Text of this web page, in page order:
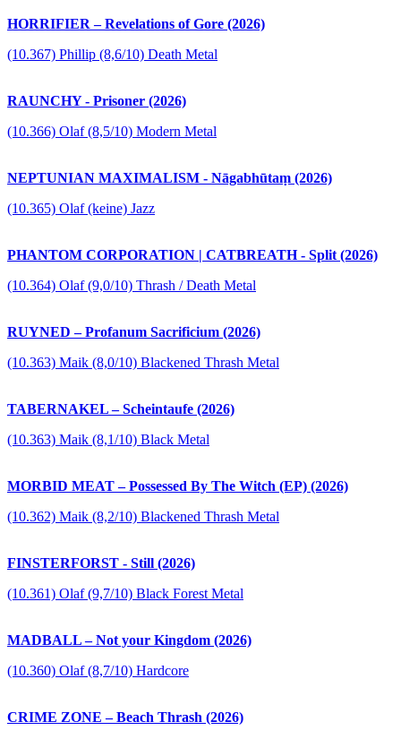
HORRIFIER – Revelations of Gore (2026)
(10.367) Phillip (8,6/10) Death Metal
RAUNCHY - Prisoner (2026)
(10.366) Olaf (8,5/10) Modern Metal
NEPTUNIAN MAXIMALISM - Nāgabhūtaṃ (2026)
(10.365) Olaf (keine) Jazz
PHANTOM CORPORATION | CATBREATH - Split (2026)
(10.364) Olaf (9,0/10) Thrash / Death Metal
RUYNED – Profanum Sacrificium (2026)
(10.363) Maik (8,0/10) Blackened Thrash Metal
TABERNAKEL – Scheintaufe (2026)
(10.363) Maik (8,1/10) Black Metal
MORBID MEAT – Possessed By The Witch (EP) (2026)
(10.362) Maik (8,2/10) Blackened Thrash Metal
FINSTERFORST - Still (2026)
(10.361) Olaf (9,7/10) Black Forest Metal
MADBALL – Not your Kingdom (2026)
(10.360) Olaf (8,7/10) Hardcore
CRIME ZONE – Beach Thrash (2026)